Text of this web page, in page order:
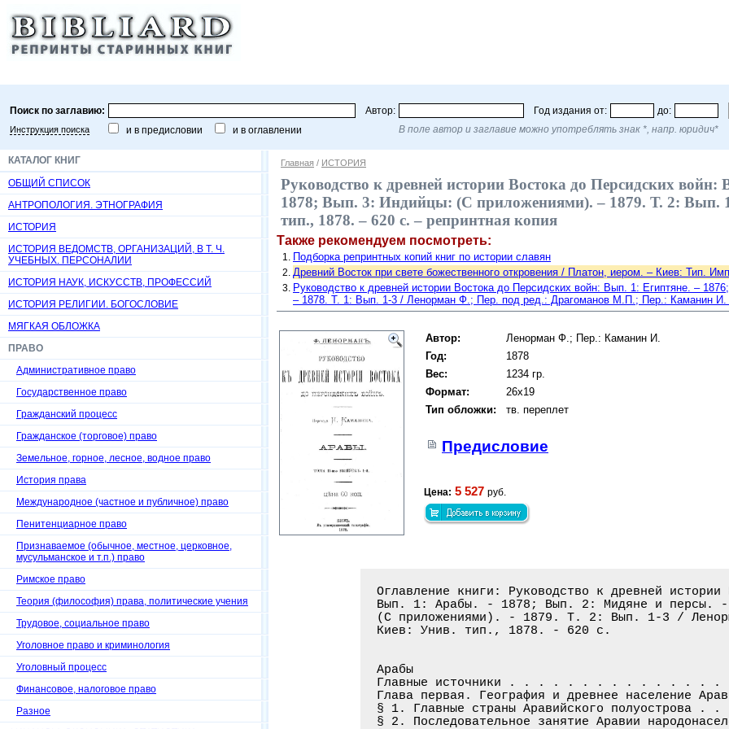
Поиск по заглавию: Автор: Год издания от: до:
Инструкция поиска и в предисловии и в оглавлении В поле автор и заглавие можно употреблять знак *, напр. юридич*
КАТАЛОГ КНИГ
ОБЩИЙ СПИСОК
АНТРОПОЛОГИЯ. ЭТНОГРАФИЯ
ИСТОРИЯ
ИСТОРИЯ ВЕДОМСТВ, ОРГАНИЗАЦИЙ, В Т. Ч.
УЧЕБНЫХ. ПЕРСОНАЛИИ
ИСТОРИЯ НАУК, ИСКУССТВ, ПРОФЕССИЙ
ИСТОРИЯ РЕЛИГИИ. БОГОСЛОВИЕ
МЯГКАЯ ОБЛОЖКА
ПРАВО
Административное право
Государственное право
Гражданский процесс
Гражданское (торговое) право
Земельное, горное, лесное, водное право
История права
Международное (частное и публичное) право
Пенитенциарное право
Признаваемое (обычное, местное, церковное,
мусульманское и т.п.) право
Римское право
Теория (философия) права, политические учения
Трудовое, социальное право
Уголовное право и криминология
Уголовный процесс
Финансовое, налоговое право
Разное
Главная / ИСТОРИЯ
Руководство к древней истории Востока до Персидских
1878; Вып. 3: Индийцы: (С приложениями). – 1879. Т. 2:
тип., 1878. – 620 c. – репринтная копия
Также рекомендуем посмотреть:
Подборка репринтных копий книг по истории славян
Древний Восток при свете божественного откровения / Платон, иером. – Киев: Тип.
Руководство к древней истории Востока до Персидских войн: Вып. 1: Египтяне. –
– 1878. Т. 1: Вып. 1-3 / Ленорман Ф.; Пер. под ред.: Драгоманов М.П.; Пер.: Каманин И.
Автор:
Ленорман Ф.; Пер.: Каманин И.
Год:
1878
Вес:
1234 гр.
Формат:
26x19
Тип обложки:
тв. переплет
Предисловие
Цена: 5 527 руб.
Оглавление книги: Руководство к древней истории Востока до Персидских войн:
Вып. 1: Арабы. - 1878; Вып. 2: Мидяне и персы. - 1878; Вып. 3: Индийцы:
(С приложениями). - 1879. Т. 2: Вып. 1-3 / Ленорман Ф.; Пер.: Каманин И. -
Киев: Унив. тип., 1878. - 620 c.


Арабы
Главные источники . . . . . . . . . . . . . . . . . . . . . . . . . . . . . . .1
Глава первая. География и древнее население Аравии
§ 1. Главные страны Аравийского полуострова . . . . . . . . . . . . . . . . . .3
§ 2. Последовательное занятие Аравии народонаселением . . . . . . . . . . . . .6
§ 3. Адиты, или кушиты южной Аравии . . . . . . . . . . . . . . . . . . . . . .7
§ 4. Арамейские племена . . . . . . . . . . . . . . . . . . . . . . . . . . . 11
§ 5. Амалики . . . . . . . . . . . . . . . . . . . . . . . . . . . . . . . . .12
§ 6. Арабы-Йектаниды . . . . . . . . . . . . . . . . . . . . . . . . . . . . .16
§ 7. Арабы-Исмаильтяне . . . . . . . . . . . . . . . . . . . . . . . . . . . .19
Глава вторая. Йемен
§ 1. Первые Адиты . . . . . . . . . . . . . . . . . . . . . . . . . . . . . . 22
§ 2. Вторые Адиты . . . . . . . . . . . . . . . . . . . . . . . . . . . . . . 25
§ 3. Соломон и индийская торговля Йемена . . . . . . . . . . . . . . . . . . .29
§ 4. Утверждение господства Йектанидов. - Выселение Адитов в Абиссинию . . . .38
§ 5. Первые йектанидские цари Йемена . . . . . . . . . . . . . . . . . . . . .42
§ 6. Учреждения и нравы Сабейского царства . . . . . . . . . . . . . . . . . .50
§ 7. Религия . . . . . . . . . . . . . . . . . . . . . . . . . . . . . . . . .57
Глава третья. Геджаз
§ 1. Арабская легенда об Исмаиле . . . . . . . . . . . . . . . . . . . . . . .65
§ 2. Начало господства Джоромов . . . . . . . . . . . . . . . . . . . . . . . 68
§ 3. Поселение израильских колонистов в Кайбаре и Ятрибе . . . . . . . . . . .70
§ 4. Царство Джоромов. - Его отношения к Ассирийской монархии . . . . . . . . 72
§ 5. Нашествие Навуходоносора на Геджаз . . . . . . . . . . . . . . . . . . . 83
§ 6. Нравы и обычаи древних Арабов . . . . . . . . . . . . . . . . . . . . . .88
§ 7. Религия . . . . . . . . . . . . . . . . . . . . . . . . . . . . . . . . .95
§ 8. Хадж, или пилигримство в Мекку . . . . . . . . . . . . . . . . . . . . .100
Глава четвертая. Каменистая Аравия
§ 1. Естественные деления и народонаселение страны . . . . . . . . . . . . . 107
§ 2. Амалекитяне . . . . . . . . . . . . . . . . . . . . . . . . . . . . . . 109
§ 3. Мадианитяне . . . . . . . . . . . . . . . . . . . . . . . . . . . . . . 111
§ 4. Эдомитяне . . . . . . . . . . . . . . . . . . . . . . . . . . . . . . . 113
§ 5. Набатеяне . . . . . . . . . . . . . . . . . . . . . . . . . . . . . . . 116
§ 6. Нравы и религия Набатеян . . . . . . . . . . . . . . . . . . . . . . . .120
Мидяне и персы
Глава первая. Первобытные Арии
§ 1. Деление и местопребывание древнейших предков арийской расы . . . . . . .125
§ 2. Нравы и степень цивилизации . . . . . . . . . . . . . . . . . . . . . . 128
§ 3. Семейство и общество . . . . . . . . . . . . . . . . . . . . . . . . . .132
§ 4. Религия . . . . . . . . . . . . . . . . . . . . . . . . . . . . . . . . 136
§ 5. Космогонические предания . . . . . . . . . . . . . . . . . . . . . . . .142
Глава вторая. Разделение арийских племен. - Зороастр и его религия
§ 1. Арии до переселения западных племен . . . . . . . . . . . . . . . . . . 146
§ 2. Зороастр . . . . . . . . . . . . . . . . . . . . . . . . . . . . . . . .151
§ 3. Религия Зороастра . . . . . . . . . . . . . . . . . . . . . . . . . . . 153
§ 4. Разделение Ариев . . . . . . . . . . . . . . . . . . . . . . . . . . . .165
Глава третья. Мидяне и их царство
§ 1. Арийские и туранские Мидяне. - Магизм . . . . . . . . . . . . . . . . . 171
§ 2. Арбак и арийская республика в Мидии (788 - 710) . . . . . . . . . . . . 177
§ 3. Дейок. - Установление царского достоинства у Мидян (710 - 657) . . . . .180
§ 4. Фраорт и Циаксар. - Большое развитие Мидийского царства (657 - 595) . . 182
Глава четвертая. Юность Кира. - Разрушение Мидийского царства
§ 1. Царствование Астиага и детство Кира (595 - 560) . . . . . . . . . . . . 188
§ 2. Персы и Кир . . . . . . . . . . . . . . . . . . . . . . . . . . . . . . 192
§ 3. Взгляд на древнюю историю Армении. - Тигран I и Астиаг . . . . . . . . .195
§ 4. Поражение Астиага и падение Мидийского царства (559) . . . . . . . . . .199
Глава пятая. Завоевания Кира. - Основание могущества Персидского царства
§ 1. Кир и арийские народы (559 - 545) . . . . . . . . . . . . . . . . . . . 203
§ 2. Мало-арийские народности . . . . . . . . . . . . . . . . . . . . . . . .205
§ 3. Лидийское царство и его территория . . . . . . . . . . . . . . . . . . .210
§ 4. Кир и Крез. - Падение Лидийской монархии (545 - 544) . . . . . . . . . .218
§ 5. Подчинение греческих городов Ионии и остальной Малой Азии (544 - 539) . 223
§ 6. Завоевание стран по ту сторону Гиндукуша (543 - 540) . . . . . . . . . .225
§ 7. Разрушение Вавилонской монархии (539 - 538) . . . . . . . . . . . . . . 226
§ 8. Возвращение свободы Евреям (536) . . . . . . . . . . . . . . . . . . . .228
§ 9. Конец жизни Кира (536 - 529) . . . . . . . . . . . . . . . . . . . . . .230
Глава шестая. Камбиз. - Лжесмердис. - Дарий, сын Гистаспа
§ 1. Камбиз. - Завоевание Египта (529 - 525) . . . . . . . . . . . . . . . . 234
§ 2. Поход на Эфиопию. - Сумасшествие и смерть Камбиза (525 - 522) . . . . . 238
§ 3. Царствование Лжесмердиса. - Возвышение Дария (522 - 521) . . . . . . . .242
§ 4. Смуты в Персидском царстве (521 - 514) . . . . . . . . . . . . . . . . .246
§ 5. Организация государственного управления (514 - 510) . . . . . . . . . . 255
§ 6. Постройки Дария и архитектура Персов . . . . . . . . . . . . . . . . . .263
§ 7. Канцелярия Дария и письмо Персов . . . . . . . . . . . . . . . . . . . .267
§ 8. Дарий и Евреи. - Построение нового храма иерусалимского . . . . . . . . 268
§ 9. Европейские Скифы . . . . . . . . . . . . . . . . . . . . . . . . . . . 271
§ 10. Поход Дария против Скифов (508). - Завоевание Фракии (506) . . . . . . 282
§ 11. Поход в Киренаику и Индию . . . . . . . . . . . . . . . . . . . . . . .286
Индийцы
Главные источники всей этой книги . . . . . . . . . . . . . . . . . . . . . .291
Глава первая. География и